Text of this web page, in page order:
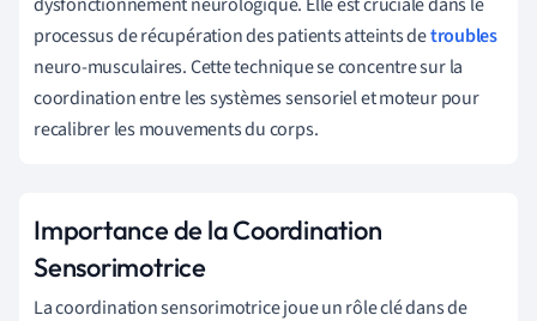
processus de récupération des patients atteints detroubles
neuro-musculaires. Cette technique se concentre sur la
coordination entre les systèmes sensoriel et moteur pour
recalibrer les mouvements du corps.
Importance de la Coordination
Sensorimotrice
La coordination sensorimotrice joue un rôle clé dans de